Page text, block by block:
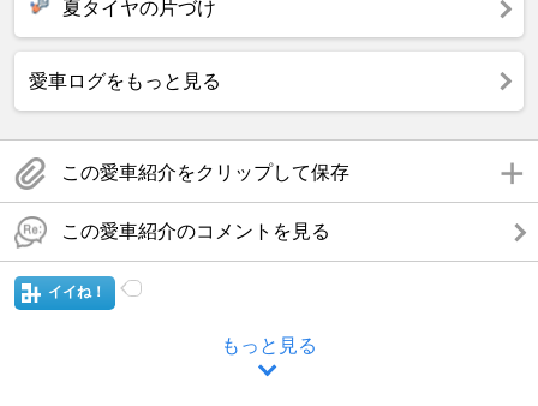
夏タイヤの片づけ
愛車ログをもっと見る
この愛車紹介をクリップして保存
この愛車紹介のコメントを見る
イイね！
もっと見る